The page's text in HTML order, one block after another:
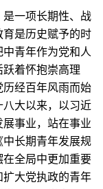
一项长期性、战
育是历史赋予的时
青年作为党和人
着怀抱崇高理
经百年风雨而始
大以来，以习近
事业，站在事业
长期青年发展规
在全局中更加重要
大党执政的青年